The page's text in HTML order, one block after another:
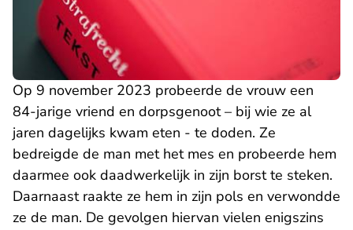
Op 9 november 2023 probeerde de vrouw een
84-jarige vriend en dorpsgenoot – bij wie ze al
jaren dagelijks kwam eten - te doden. Ze
bedreigde de man met het mes en probeerde hem
daarmee ook daadwerkelijk in zijn borst te steken.
Daarnaast raakte ze hem in zijn pols en verwondde
ze de man. De gevolgen hiervan vielen enigszins